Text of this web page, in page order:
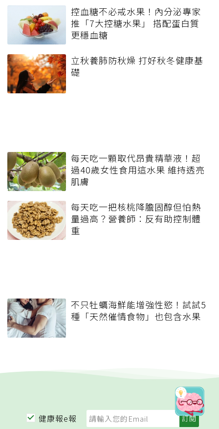
控血糖不必戒水果！內分泌專家
推「7大控糖水果」 搭配蛋白質
更穩血糖
立秋養肺防秋燥 打好秋冬健康基
礎
每天吃一顆取代昂貴精華液！超
過40歲女性食用這水果 維持透亮
肌膚
每天吃一把核桃降膽固醇但怕熱
量過高？營養師：反有助控制體
重
不只牡蠣海鮮能增強性慾！試試5
種「天然催情食物」也包含水果
健康報e報